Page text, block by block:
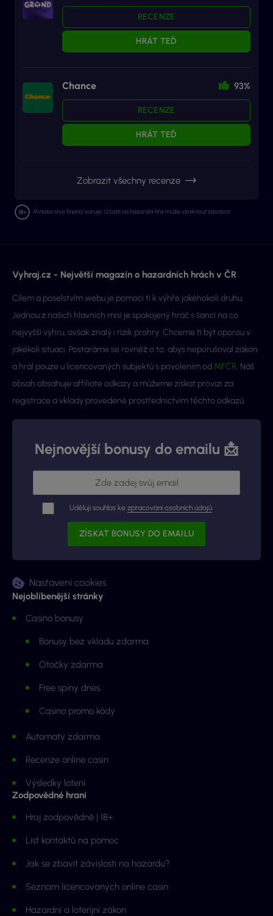
RECENZE
HRÁT TEĎ
Chance 93%
RECENZE
HRÁT TEĎ
Zobrazit všechny recenze
Ministerstvo financí varuje: Účastí na hazardní hře může vzniknout závislost.
Vyhraj.cz - Největší magazín o hazardních hrách v ČR
Cílem a poselstvím webu je pomoci ti k výhře jakéhokoli druhu.
Jednou z našich hlavních misí je spokojený hráč s šancí na co
nejvyšší výhru, avšak znalý i rizik prohry. Chceme ti být oporou v
jakékoli situaci. Postaráme se rovněž o to, abys neporušoval zákon
a hrál pouze u licencovaných subjektů s povolením od MFČR. Náš
obsah obsahuje affiliate odkazy a můžeme získat provizi za
registrace a vklady provedené prostřednictvím těchto odkazů.
Nejnovější bonusy do emailu 📩
Uděluji souhlas ke zpracování osobních údajů
Nastavení cookies
Nejoblíbenější stránky
Casino bonusy
Bonusy bez vkladu zdarma
Otočky zdarma
Free spiny dnes
Casino promo kódy
Automaty zdarma
Recenze online casin
Výsledky loterií
Zodpovědné hraní
Hraj zodpovědně | 18+
List kontaktů na pomoc
Jak se zbavit závislosti na hazardu?
Seznam licencovaných online casin
Hazardní a loterijní zákon